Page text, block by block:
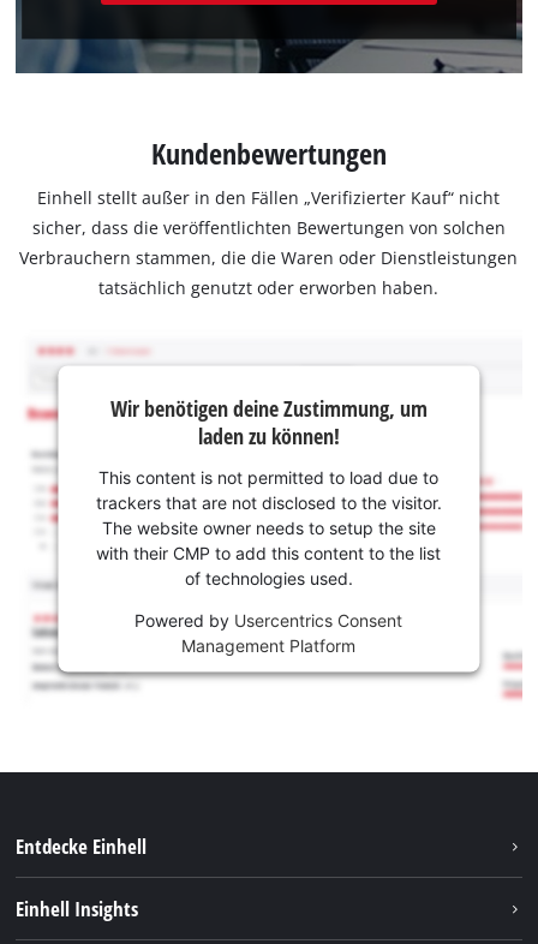
Kundenbewertungen
Einhell stellt außer in den Fällen „Verifizierter Kauf“ nicht
sicher, dass die veröffentlichten Bewertungen von solchen
Verbrauchern stammen, die die Waren oder Dienstleistungen
tatsächlich genutzt oder erworben haben.
Wir benötigen deine Zustimmung, um
laden zu können!
This content is not permitted to load due to
trackers that are not disclosed to the visitor.
The website owner needs to setup the site
with their CMP to add this content to the list
of technologies used.
Powered by Usercentrics Consent
Management Platform
Entdecke Einhell
Einhell Insights